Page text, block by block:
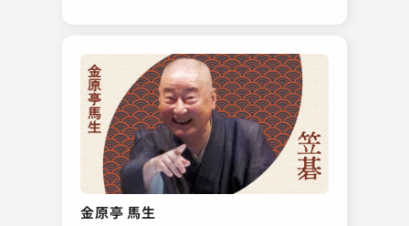
金原亭 馬生
春風亭 一蔵
らくだ